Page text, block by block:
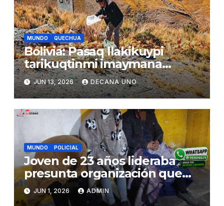
MUNDO QUECHUA
Bolivia: Pasaq llakikuypi
tarikuqtinmi imaymana
mihuykunata ñan patakunapi
hich’arparishanku
JUN 13, 2026 DECANA UNO
MUNDO POLICIAL
Joven de 23 años lideraba
presunta organización que
robaba vehículos tras captar
clientes por redes sociales
JUN 1, 2026 ADMIN